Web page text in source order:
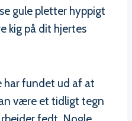
gule pletter hyppigt
kig på dit hjertes
har fundet ud af at
være et tidligt tegn